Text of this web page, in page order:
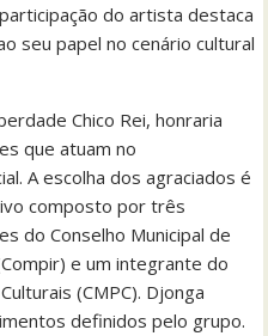
do artista destaca
seu papel no cenário cultural
Chico Rei, honraria
que atuam no
A escolha dos agraciados é
composto por três
do Conselho Municipal de
e um integrante do
(CMPC). Djonga
definidos pelo grupo.